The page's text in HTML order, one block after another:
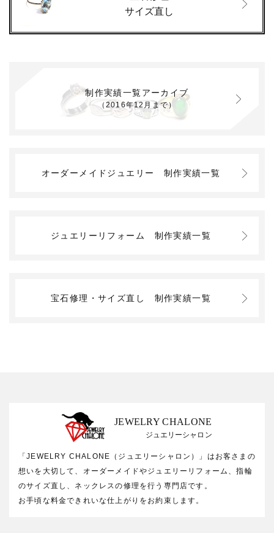
サイズ直し
制作実績一覧アーカイブ
（2016年12月まで）
オーダーメイドジュエリー 制作実績一覧
ジュエリーリフォーム 制作実績一覧
宝石修理・サイズ直し 制作実績一覧
JEWELRY CHALONE
ジュエリーシャロン
「JEWELRY CHALONE（ジュエリーシャロン）」はお客さまの
想いを大切して、オーダーメイドやジュエリーリフォーム、指輪
のサイズ直し、ネックレスの修理を行う専門店です。
お手頃な料金できれいな仕上がりをお約束します。